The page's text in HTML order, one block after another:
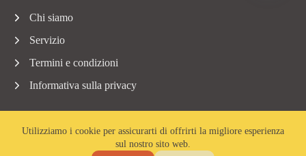
Utilizziamo i cookie per assicurarti di offrirti la migliore esperienza
sul nostro sito web.
Chi siamo
Servizio
Termini e condizioni
Informativa sulla privacy
Copyright © 2023 Aungwinter tutti i diritti riservati.